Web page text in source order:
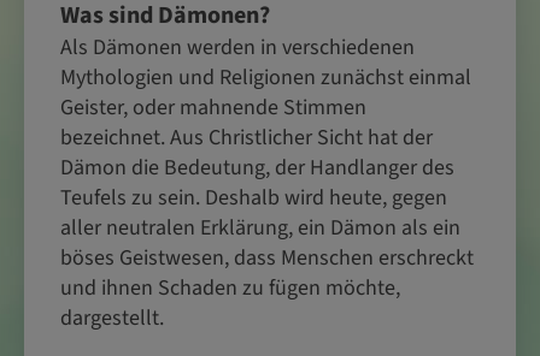
Was sind Dämonen?
Als Dämonen werden in verschiedenen
Mythologien und Religionen zunächst einmal
Geister, oder mahnende Stimmen
bezeichnet. Aus Christlicher Sicht hat der
Dämon die Bedeutung, der Handlanger des
Teufels zu sein. Deshalb wird heute, gegen
aller neutralen Erklärung, ein Dämon als ein
böses Geistwesen, dass Menschen erschreckt
und ihnen Schaden zu fügen möchte,
dargestellt.